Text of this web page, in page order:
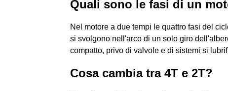
Quali sono le fasi di un
Nel motore a due tempi le quattro fasi del
si svolgono nell'arco di un solo giro
compatto, privo di valvole e di sistemi si
Cosa cambia tra 4T e 2T?